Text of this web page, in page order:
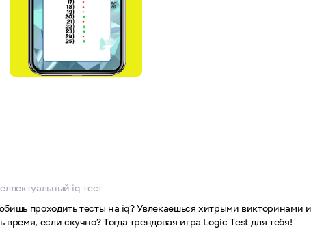
iq тест
проходить тесты на iq? Увлекаешься хитрыми викторинами и
если скучно? Тогда трендовая игра Logic Test для тебя!